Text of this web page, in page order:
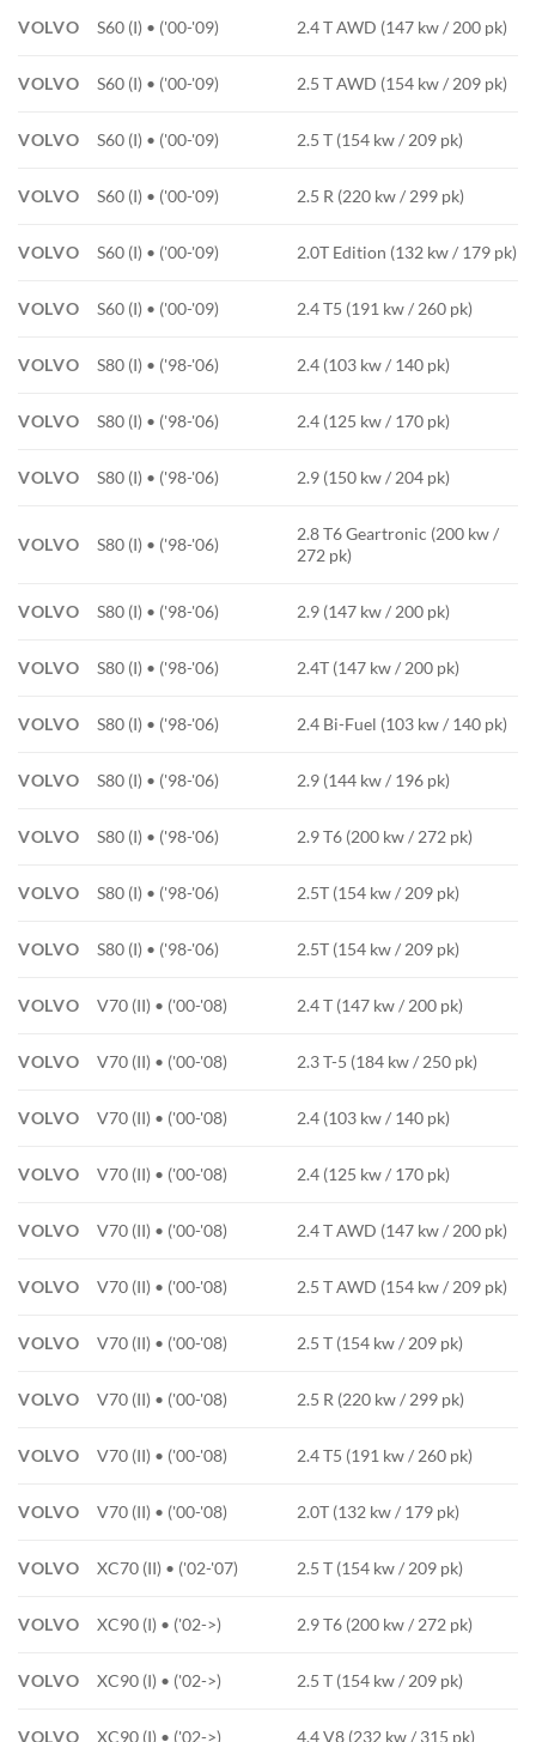
VOLVO S60 (I) • ('00-'09) 2.4 T AWD (147 kw / 200 pk)
VOLVO S60 (I) • ('00-'09) 2.5 T AWD (154 kw / 209 pk)
VOLVO S60 (I) • ('00-'09) 2.5 T (154 kw / 209 pk)
VOLVO S60 (I) • ('00-'09) 2.5 R (220 kw / 299 pk)
VOLVO S60 (I) • ('00-'09) 2.0T Edition (132 kw / 179 pk)
VOLVO S60 (I) • ('00-'09) 2.4 T5 (191 kw / 260 pk)
VOLVO S80 (I) • ('98-'06) 2.4 (103 kw / 140 pk)
VOLVO S80 (I) • ('98-'06) 2.4 (125 kw / 170 pk)
VOLVO S80 (I) • ('98-'06) 2.9 (150 kw / 204 pk)
VOLVO S80 (I) • ('98-'06)
2.8 T6 Geartronic (200 kw /
272 pk)
VOLVO S80 (I) • ('98-'06) 2.9 (147 kw / 200 pk)
VOLVO S80 (I) • ('98-'06) 2.4T (147 kw / 200 pk)
VOLVO S80 (I) • ('98-'06) 2.4 Bi-Fuel (103 kw / 140 pk)
VOLVO S80 (I) • ('98-'06) 2.9 (144 kw / 196 pk)
VOLVO S80 (I) • ('98-'06) 2.9 T6 (200 kw / 272 pk)
VOLVO S80 (I) • ('98-'06) 2.5T (154 kw / 209 pk)
VOLVO S80 (I) • ('98-'06) 2.5T (154 kw / 209 pk)
VOLVO V70 (II) • ('00-'08) 2.4 T (147 kw / 200 pk)
VOLVO V70 (II) • ('00-'08) 2.3 T-5 (184 kw / 250 pk)
VOLVO V70 (II) • ('00-'08) 2.4 (103 kw / 140 pk)
VOLVO V70 (II) • ('00-'08) 2.4 (125 kw / 170 pk)
VOLVO V70 (II) • ('00-'08) 2.4 T AWD (147 kw / 200 pk)
VOLVO V70 (II) • ('00-'08) 2.5 T AWD (154 kw / 209 pk)
VOLVO V70 (II) • ('00-'08) 2.5 T (154 kw / 209 pk)
VOLVO V70 (II) • ('00-'08) 2.5 R (220 kw / 299 pk)
VOLVO V70 (II) • ('00-'08) 2.4 T5 (191 kw / 260 pk)
VOLVO V70 (II) • ('00-'08) 2.0T (132 kw / 179 pk)
VOLVO XC70 (II) • ('02-'07) 2.5 T (154 kw / 209 pk)
VOLVO XC90 (I) • ('02->) 2.9 T6 (200 kw / 272 pk)
VOLVO XC90 (I) • ('02->) 2.5 T (154 kw / 209 pk)
VOLVO XC90 (I) • ('02->) 4.4 V8 (232 kw / 315 pk)